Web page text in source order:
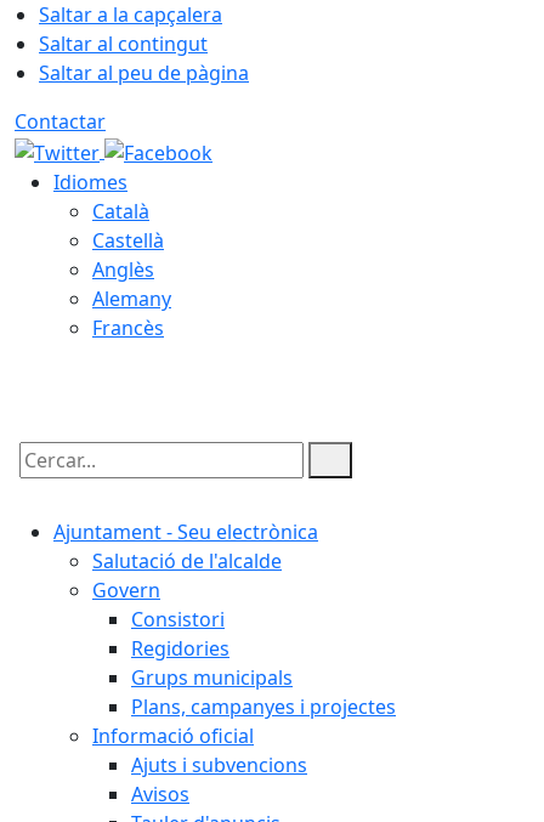
Saltar a la capçalera
Saltar al contingut
Saltar al peu de pàgina
Contactar
Idiomes
Català
Castellà
Anglès
Alemany
Francès
Cercar:
Ajuntament - Seu electrònica
Salutació de l'alcalde
Govern
Consistori
Regidories
Grups municipals
Plans, campanyes i projectes
Informació oficial
Ajuts i subvencions
Avisos